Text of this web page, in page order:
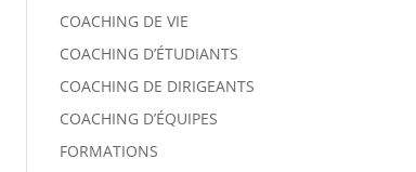
COACHING DE VIE
COACHING D’ÉTUDIANTS
COACHING DE DIRIGEANTS
COACHING D’ÉQUIPES
FORMATIONS